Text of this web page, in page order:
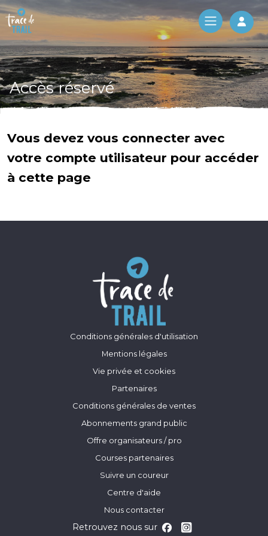
Log
Accès réservé
Vous devez vous connecter avec
votre compte utilisateur pour accéder
à cette page
Conditions générales d'utilisation
Mentions légales
Vie privée et cookies
Partenaires
Conditions générales de ventes
Abonnements grand public
Offre organisateurs / pro
Courses partenaires
Suivre un coureur
Centre d'aide
Nous contacter
Retrouvez nous sur